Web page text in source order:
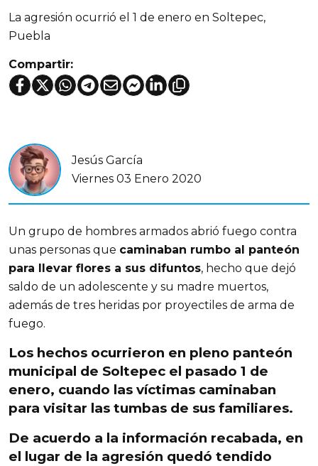
La agresión ocurrió el 1 de enero en Soltepec,
Puebla
Compartir:
Jesús García
Viernes 03 Enero 2020
Un grupo de hombres armados abrió fuego contra
unas personas que caminaban rumbo al panteón
para llevar flores a sus difuntos, hecho que dejó
saldo de un adolescente y su madre muertos,
además de tres heridas por proyectiles de arma de
fuego.
Los hechos ocurrieron en pleno panteón
municipal de Soltepec el pasado 1 de
enero, cuando las víctimas caminaban
para visitar las tumbas de sus familiares.
De acuerdo a la información recabada, en
el lugar de la agresión quedó tendido